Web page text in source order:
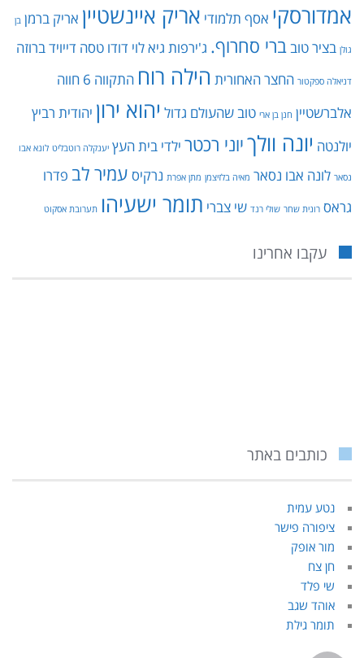
אמדורסקי אסף תלמודי אריק איינשטיין אריק ברמן בן
גולן בציר טובברי סחרוף. ג'ירפות גיא לוי דודו טסה דייויד ברוזה
דניאלה ספקטור החצר האחורית הילה רוח התקווה 6
חווה
אלברשטיין חנן בן ארי טוב שהעולם גדול יהוא ירון יהודית רביץ
יולנטה יונה וולךיוני רכטר ילדי בית העץ יענקלה רוטבליט לונא אבו
נסאר לונה אבו נסאר מאיה בלזיצמן מתן אפרת נרקיס עמיר לב פדרו
גראס רונית שחר שולי רנד שי צברי תומר ישעיהו תערובת אסקוט
עקבו אחרינו
כותבים באתר
נטע עמית
ציפורה פישר
מור אופק
חן צח
שי פלד
אוהד שגב
תומר גילת